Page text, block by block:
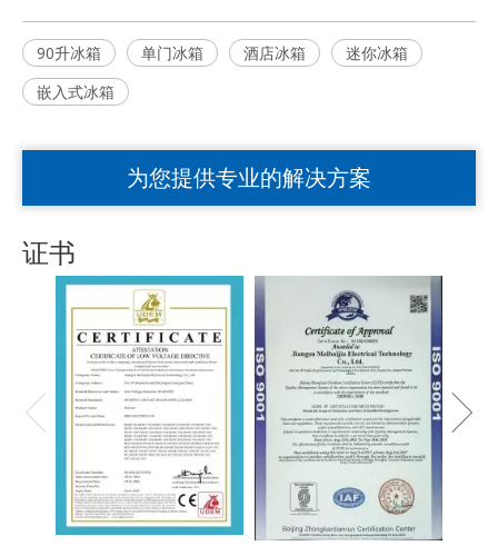
90升冰箱 单门冰箱 酒店冰箱
迷你冰箱
嵌入式冰箱
为您提供专业的解决方案
证书